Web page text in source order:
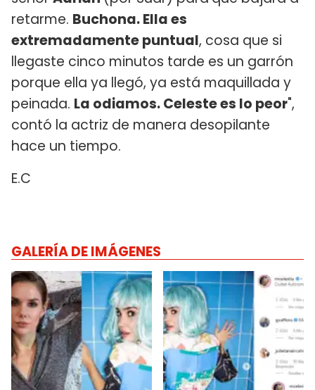
retarme. Buchona. Ella es
extremadamente puntual, cosa que si
llegaste cinco minutos tarde es un garrón
porque ella ya llegó, ya está maquillada y
peinada. La odiamos. Celeste es lo peor",
contó la actriz de manera desopilante
hace un tiempo.
E.C
GALERÍA DE IMÁGENES